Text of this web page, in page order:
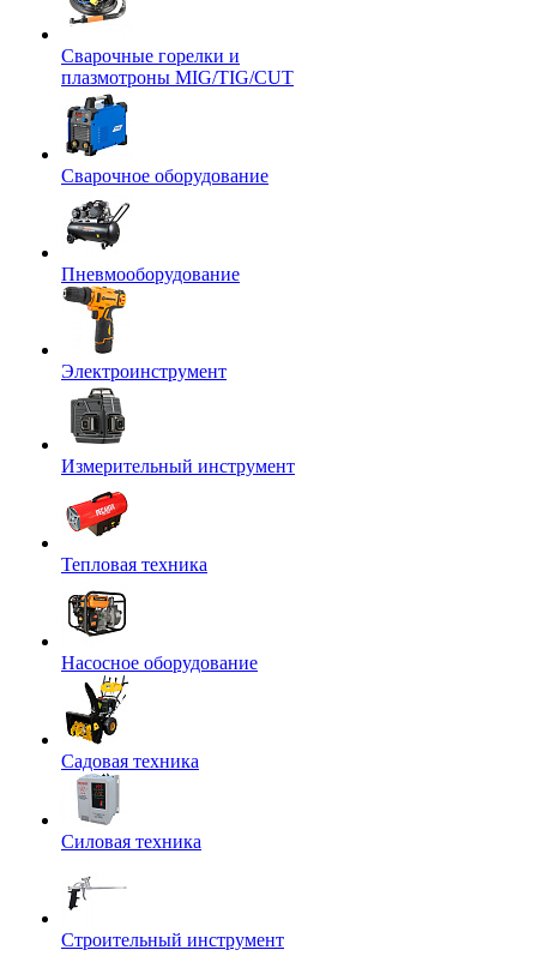
Сварочные горелки и
плазмотроны MIG/TIG/CUT
Сварочное оборудование
Пневмооборудование
Электроинструмент
Измерительный инструмент
Тепловая техника
Насосное оборудование
Садовая техника
Силовая техника
Строительный инструмент